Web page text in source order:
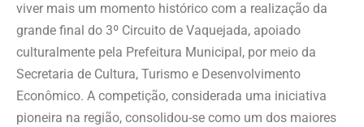
viver mais um momento histórico com a realização da
grande final do 3º Circuito de Vaquejada, apoiado
culturalmente pela Prefeitura Municipal, por meio da
Secretaria de Cultura, Turismo e Desenvolvimento
Econômico. A competição, considerada uma iniciativa
pioneira na região, consolidou-se como um dos maiores